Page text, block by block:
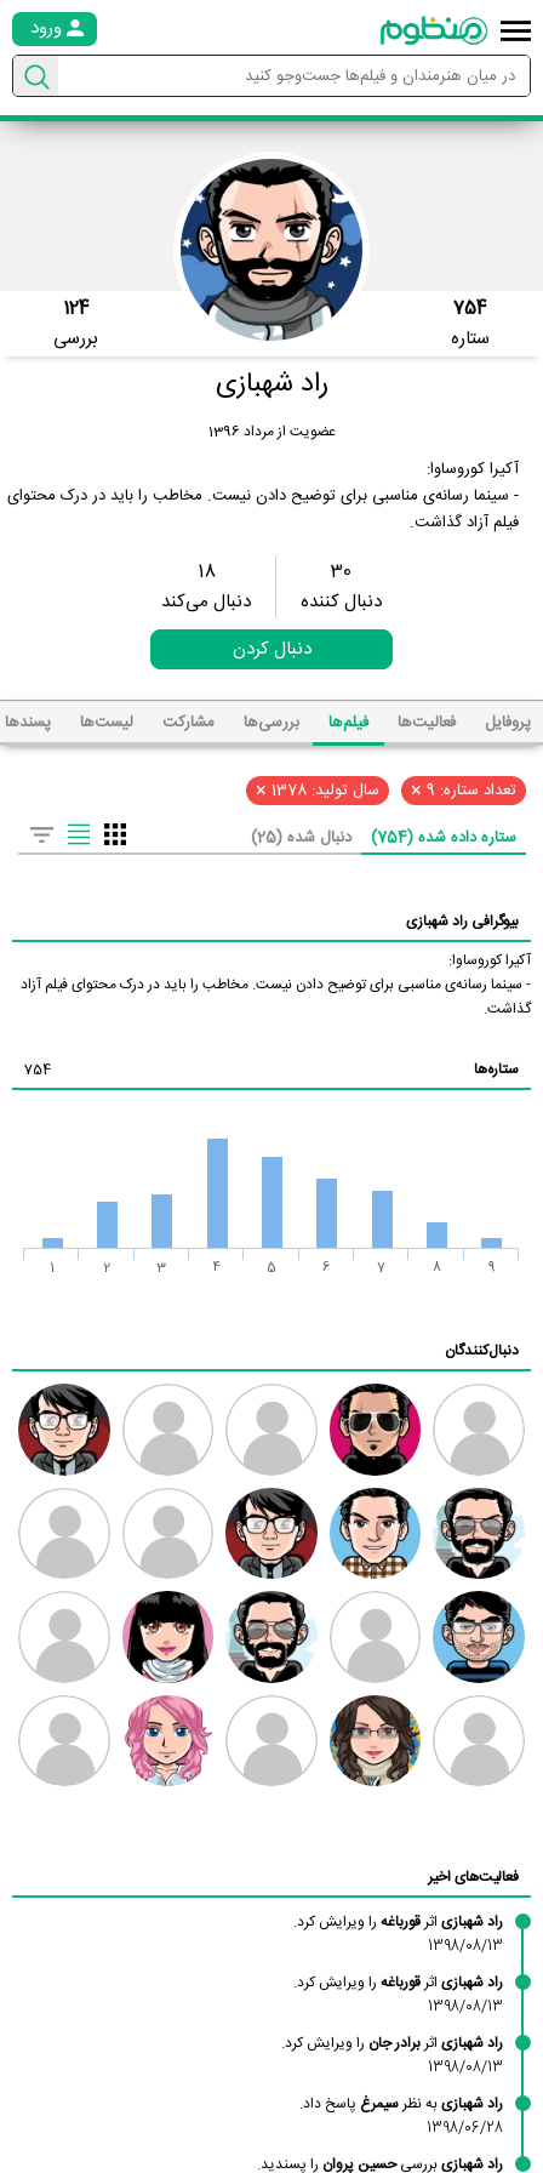
ورود
754
ستاره
124
بررسی
راد شهبازی
عضویت از مرداد 1396
آکیرا کوروساوا:
- سینما رسانه‌ی مناسبی برای توضیح دادن نیست. مخاطب را باید در درک محتوای
فیلم آزاد گذاشت.
30
دنبال کننده
18
دنبال می‌کند
دنبال کردن
پروفایل فعالیت‌ها فیلم‌ها بررسی‌ها مشارکت لیست‌ها پسند‌ها
تعداد ستاره: 9 × سال تولید: 1378 ×
ستاره داده شده (754) دنبال شده (25)
بیوگرافی راد شهبازی
آکیرا کوروساوا:
- سینما رسانه‌ی مناسبی برای توضیح دادن نیست. مخاطب را باید در درک محتوای فیلم آزاد
گذاشت.
ستاره‌ها 754
1 2 3 4 5 6 7 8 9
دنبال‌کنندگان
ممدرضا رضا کاظمی زهرا ~ ابتین
سید محمد
موسوی
مهدی فرهمند مهدی سلطانی داود رضیی
طرفدار میلی
بابی براون
کیوان کیانی
سامان راحمی امیردلتا امیروو ملیکا منتظری عارفه داستانپور
فعالیت‌های اخیر
راد شهبازی اثرقورباغه را ویرایش کرد.
1398/08/13
راد شهبازی اثرقورباغه را ویرایش کرد.
1398/08/13
راد شهبازی اثربرادر جان را ویرایش کرد.
1398/08/13
راد شهبازیبه نظرسیمرغ پاسخ داد.
1398/06/28
راد شهبازیبررسیحسین پروان را پسندید.